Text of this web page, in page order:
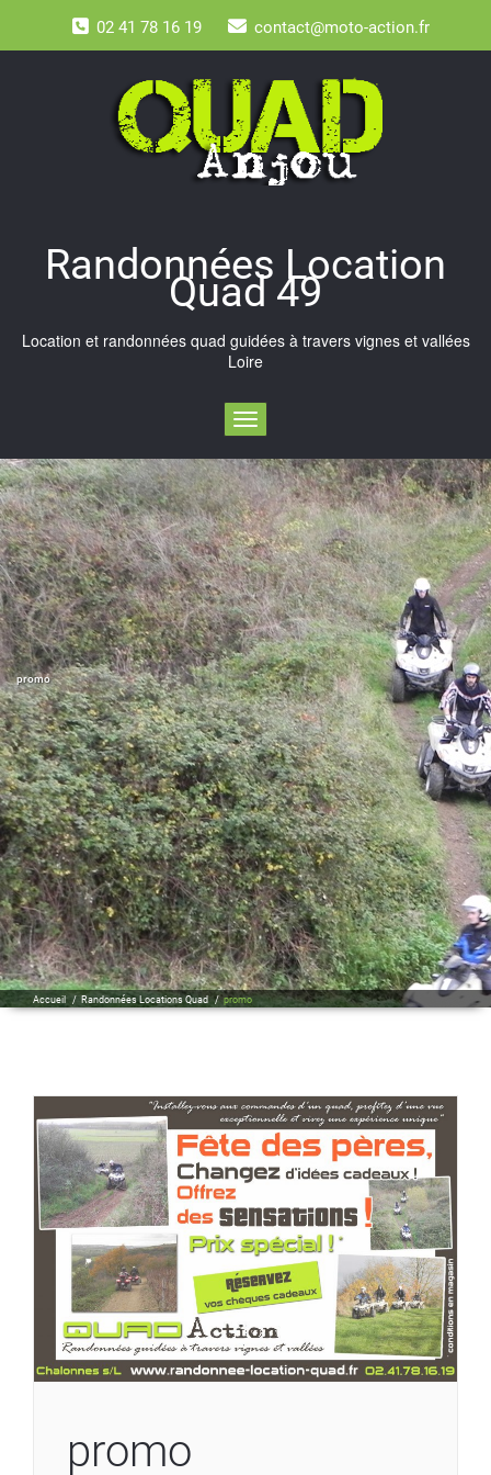
content
02 41 78 16 19 contact@moto-action.fr
Randonnées Location
Quad 49
Location et randonnées quad guidées à travers vignes et vallées
Loire
Toggle navigation
promo
Accueil / Randonnées Locations Quad /promo
promo